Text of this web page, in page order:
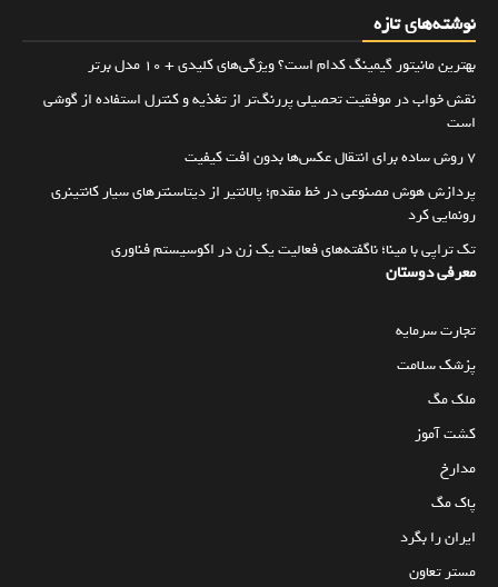
نوشته‌های تازه
بهترین مانیتور گیمینگ کدام است؟ ویژگی‌های کلیدی + 10 مدل برتر
نقش خواب در موفقیت تحصیلی پررنگ‌تر از تغذیه و کنترل استفاده از گوشی
است
۷ روش ساده برای انتقال عکس‌ها بدون افت کیفیت
پردازش هوش مصنوعی در خط مقدم؛ پالانتیر از دیتاسنترهای سیار کانتینری
رونمایی کرد
تک تراپی با مینا؛ ناگفته‌های فعالیت یک زن در اکوسیستم فناوری
معرفی دوستان
تجارت سرمایه
پزشک سلامت
ملک مگ
کشت آموز
مدارخ
پاک مگ
ایران را بگرد
مستر تعاون